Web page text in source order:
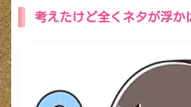
考えたけど全くネタが浮か